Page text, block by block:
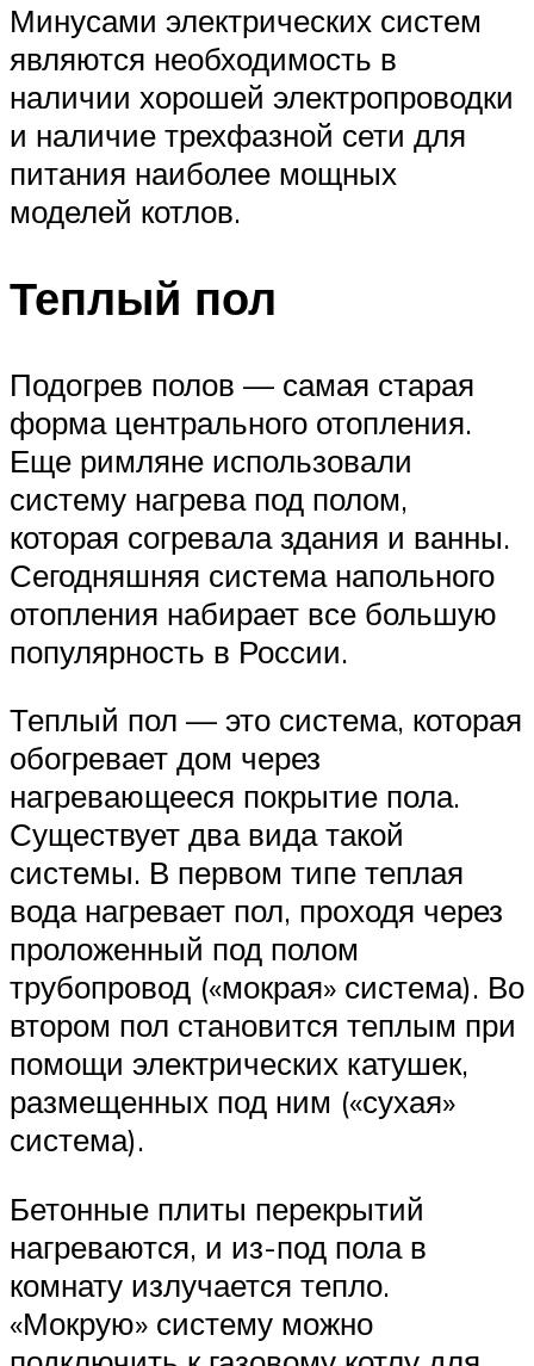
Минусами электрических систем
являются необходимость в
наличии хорошей электропроводки
и наличие трехфазной сети для
питания наиболее мощных
моделей котлов.
Теплый пол
Подогрев полов — самая старая
форма центрального отопления.
Еще римляне использовали
систему нагрева под полом,
которая согревала здания и ванны.
Сегодняшняя система напольного
отопления набирает все большую
популярность в России.
Теплый пол — это система, которая
обогревает дом через
нагревающееся покрытие пола.
Существует два вида такой
системы. В первом типе теплая
вода нагревает пол, проходя через
проложенный под полом
трубопровод («мокрая» система). Во
втором пол становится теплым при
помощи электрических катушек,
размещенных под ним («сухая»
система).
Бетонные плиты перекрытий
нагреваются, и из-под пола в
комнату излучается тепло.
«Мокрую» систему можно